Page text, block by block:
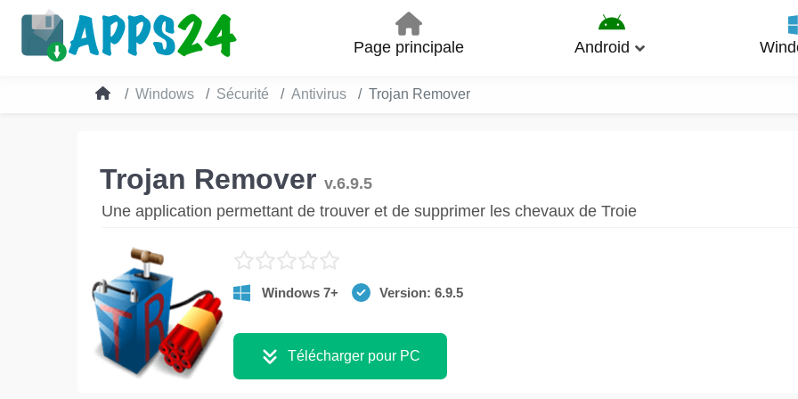
Page principale Android
Windows Sécurité Antivirus Trojan Remover
Trojan Remover v.6.9.5
Une application permettant de trouver et de supprimer les chevaux de Troie
Windows 7+ Version: 6.9.5
Télécharger pour PC